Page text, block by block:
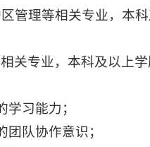
管理等相关专业，本
关专业，本科及以上学
习能力；
队协作意识；